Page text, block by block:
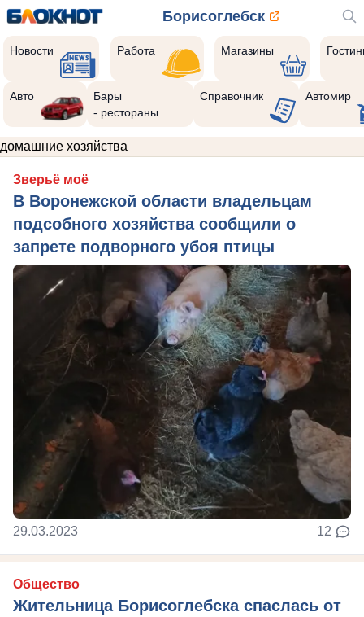
Борисоглебск
Новости Работа Магазины
Авто
Бары
- рестораны
Справочник Автомир
домашние хозяйства
Зверьё моё
В Воронежской области владельцам
подсобного хозяйства сообщили о
запрете подворного убоя птицы
29.03.2023 12
Общество
Жительница Борисоглебска спаслась от